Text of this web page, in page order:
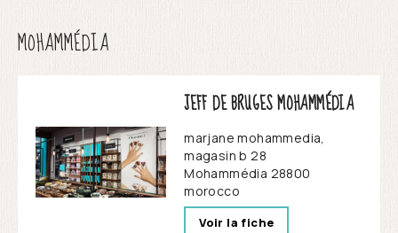
MOHAMMÉDIA
JEFF DE BRUGES MOHAMMÉDIA
marjane mohammedia,
magasin b 28
Mohammédia 28800
morocco
Voir la fiche